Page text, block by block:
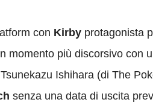
con Kirby protagonista
momento più discorsivo con
Ishihara (di The
senza una data di uscita